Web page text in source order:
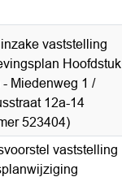
vaststelling
Hoofdstuk
Miedenweg 1 /
12a-14
523404)
vaststelling